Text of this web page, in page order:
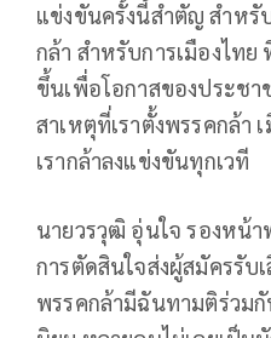
แข่งขันครั้งนี้สำตัญ สำหรั
กล้า สำหรับการเมืองไท
ขึ้นเพื่อโอกาสของประช
สาเหตุที่เราตั้งพรรคกล้า
เรากล้าลงแข่งขันทุกเวที
นายวรวุฒิ อุ่นใจ รองหน้า
การตัดสินใจส่งผู้สมัครรับ
พรรคกล้ามีฉันทามติร่วม